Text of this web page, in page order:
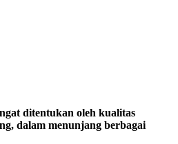
ditentukan oleh kualitas
dalam menunjang berbagai